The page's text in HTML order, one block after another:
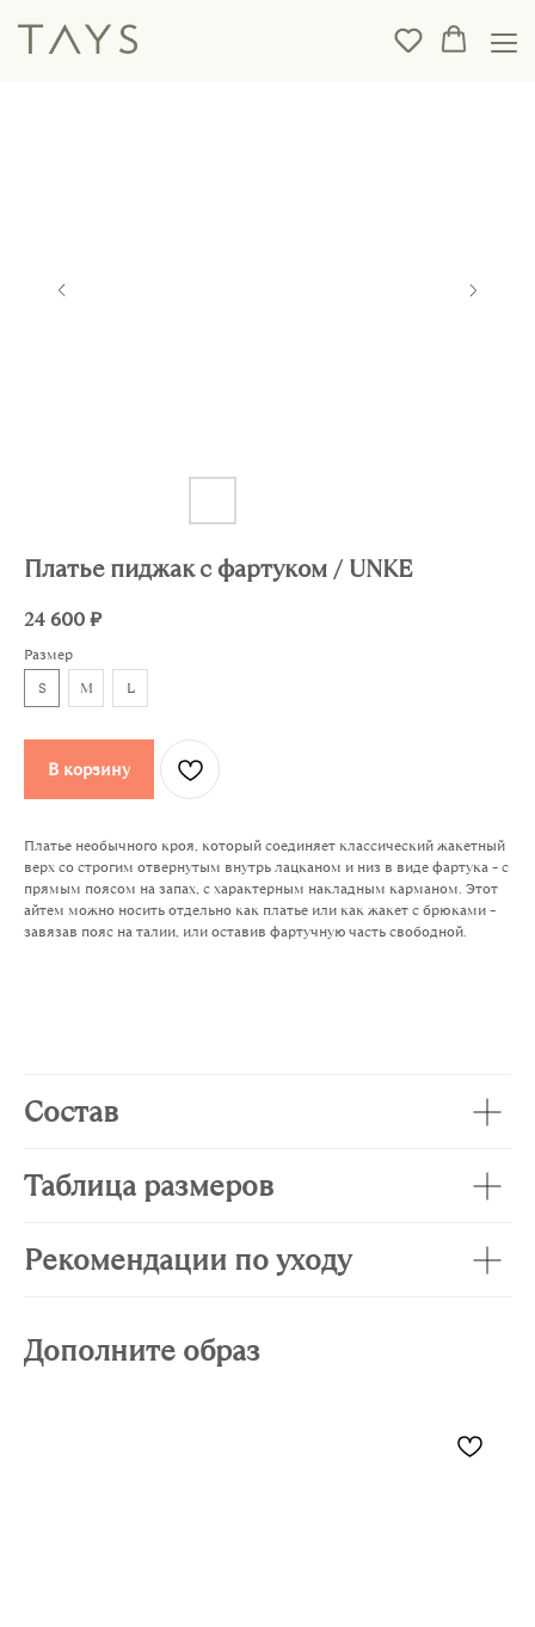
Платье пиджак с фартуком / UNKE
24 600₽
Размер
S
M L
В корзину
Платье необычного кроя, который соединяет классический жакетный
верх со строгим отвернутым внутрь лацканом и низ в виде фартука – с
прямым поясом на запах, с характерным накладным карманом. Этот
айтем можно носить отдельно как платье или как жакет с брюками –
завязав пояс на талии, или оставив фартучную часть свободной.
Состав
Таблица размеров
Рекомендации по уходу
Дополните образ